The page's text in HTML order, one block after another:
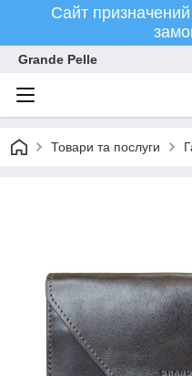
Сайт
Grande Pelle
Товари та послуги